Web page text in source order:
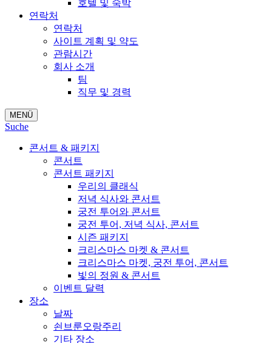
호텔 및 숙박
연락처
연락처
사이트 계획 및 약도
관람시간
회사 소개
팀
직무 및 경력
MENÜ
Suche
콘서트 & 패키지
콘서트
콘서트 패키지
우리의 클래식
저녁 식사와 콘서트
궁전 투어와 콘서트
궁전 투어, 저녁 식사, 콘서트
시즌 패키지
크리스마스 마켓 & 콘서트
크리스마스 마켓, 궁전 투어, 콘서트
빛의 정원 & 콘서트
이벤트 달력
장소
날짜
쇤브룬오랑주리
기타 장소